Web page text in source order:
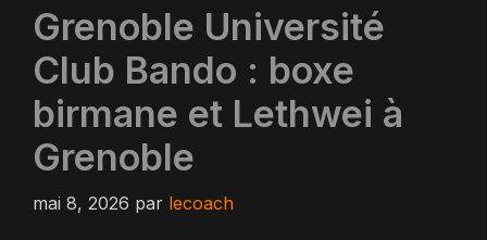
Grenoble Université
Club Bando : boxe
birmane et Lethwei à
Grenoble
mai 8, 2026 par lecoach